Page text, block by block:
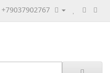
+79037902767